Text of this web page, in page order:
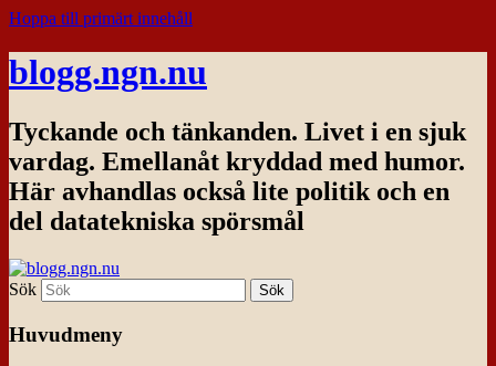
Hoppa till primärt innehåll
blogg.ngn.nu
Tyckande och tänkanden. Livet i en sjuk
vardag. Emellanåt kryddad med humor.
Här avhandlas också lite politik och en
del datatekniska spörsmål
Sök
Huvudmeny